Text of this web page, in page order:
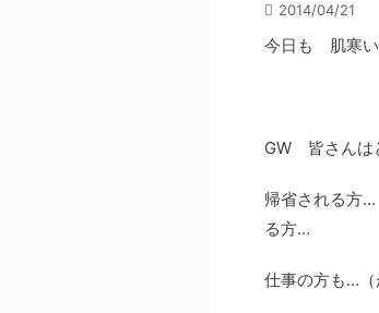
2014/04/21
今日も 肌寒い
GW 皆さんは
帰省される方
る方…
仕事の方も…（